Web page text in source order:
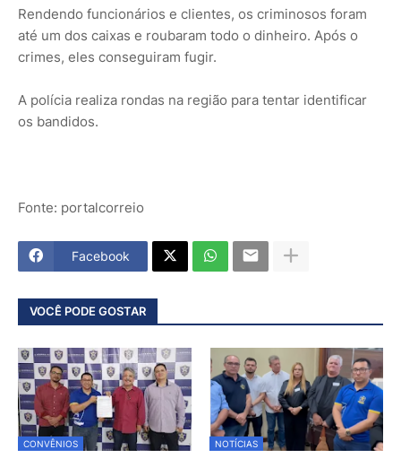
Rendendo funcionários e clientes, os criminosos foram
até um dos caixas e roubaram todo o dinheiro. Após o
crimes, eles conseguiram fugir.
A polícia realiza rondas na região para tentar identificar
os bandidos.
Fonte: portalcorreio
Facebook
VOCÊ PODE GOSTAR
CONVÊNIOS NOTÍCIAS